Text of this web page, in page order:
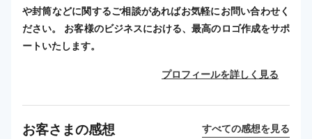
や封筒などに関するご相談があればお気軽にお問い合わせく
ださい。 お客様のビジネスにおける、最高のロゴ作成をサポ
ートいたします。
プロフィールを詳しく見る
お客さまの感想 すべての感想を見る